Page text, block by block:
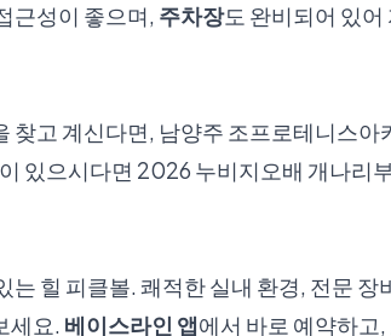
근성이 좋으며, 주차장도 완비되어 있
찾고 계신다면, 남양주 조프로테니스아
있으시다면 2026 누비지오배 개나리
는 힐 피클볼. 쾌적한 실내 환경, 전문
세요. 베이스라인 앱에서 바로 예약하고